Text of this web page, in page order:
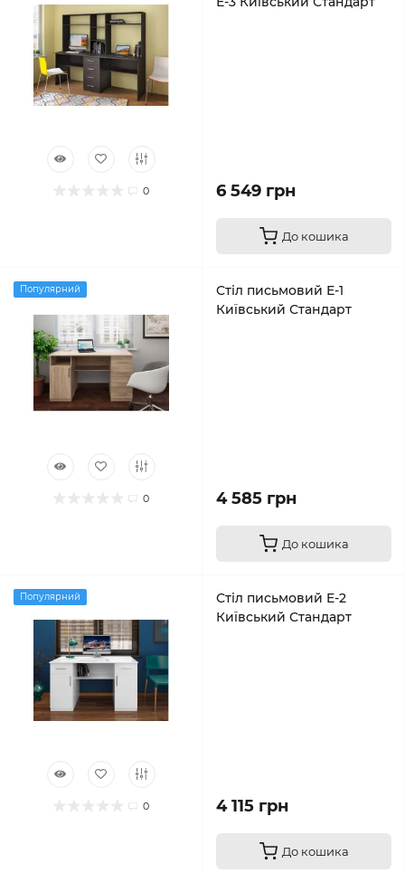
0 6 549 грн
До кошика
Популярний
0
Стіл письмовий Е-1
Київський Стандарт
4 585 грн
До кошика
Популярний
0
Стіл письмовий E-2
Київський Стандарт
4 115 грн
До кошика